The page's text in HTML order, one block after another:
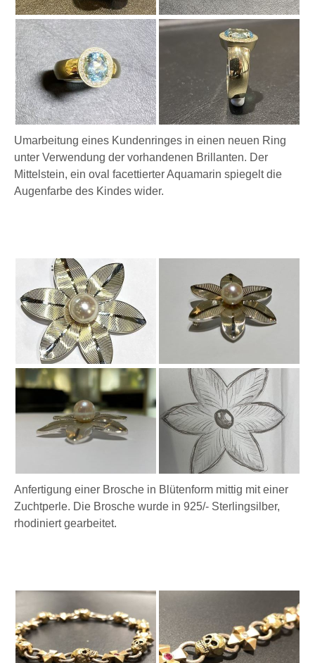
Umarbeitung eines Kundenringes in einen neuen Ring
unter Verwendung der vorhandenen Brillanten. Der
Mittelstein, ein oval facettierter Aquamarin spiegelt die
Augenfarbe des Kindes wider.
Anfertigung einer Brosche in Blütenform mittig mit einer
Zuchtperle. Die Brosche wurde in 925/- Sterlingsilber,
rhodiniert gearbeitet.